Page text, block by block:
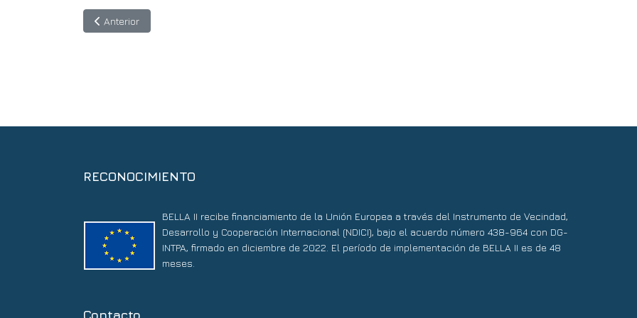
Artículo anterior: Hasta el 11 de junio se extiende plazo de convocatorias de TICAL2018 y el 2º Encuentro
Anterior
RECONOCIMIENTO
BELLA II recibe financiamiento de la Unión Europea a través del Instrumento de Vecindad,
Desarrollo y Cooperación Internacional (NDICI), bajo el acuerdo número 438-964 con DG-
INTPA, firmado en diciembre de 2022. El período de implementación de BELLA II es de 48
meses.
Contacto